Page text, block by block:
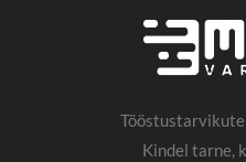
Kindel tarne,